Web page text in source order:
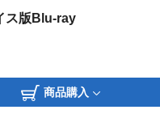
ス版Blu-ray
商品購入